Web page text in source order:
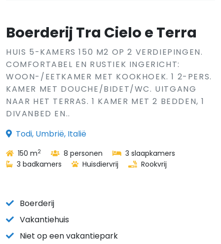
Boerderij Tra Cielo e Terra
HUIS 5-KAMERS 150 M2 OP 2 VERDIEPINGEN.
COMFORTABEL EN RUSTIEK INGERICHT:
WOON-/EETKAMER MET KOOKHOEK. 1 2-PERS.
KAMER MET DOUCHE/BIDET/WC. UITGANG
NAAR HET TERRAS. 1 KAMER MET 2 BEDDEN, 1
DIVANBED EN..
Todi, Umbrië, Italië
150 m2 8 personen
3 slaapkamers
3 badkamers
Huisdiervrij Rookvrij
Boerderij
Vakantiehuis
Niet op een vakantiepark